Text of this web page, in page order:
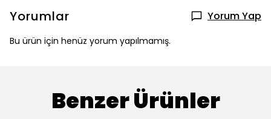
Yorumlar Yorum Yap
Bu ürün için henüz yorum yapılmamış.
Benzer Ürünler